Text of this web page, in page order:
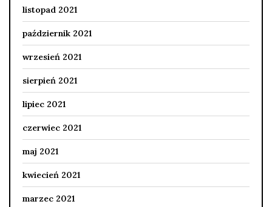
listopad 2021
październik 2021
wrzesień 2021
sierpień 2021
lipiec 2021
czerwiec 2021
maj 2021
kwiecień 2021
marzec 2021